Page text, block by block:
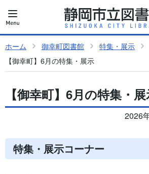
ホーム 御幸町図書館
特集・展示
【御幸町】6月の特集・展示
【御幸町】6月の特集・
2026
特集・展示コーナー